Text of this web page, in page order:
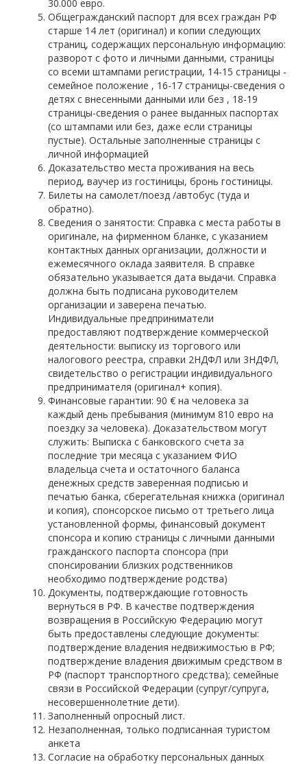
30.000 евро.
Общегражданский паспорт для всех граждан РФ
старше 14 лет (оригинал) и копии следующих
страниц, содержащих персональную информацию:
разворот с фото и личными данными, страницы
со всеми штампами регистрации, 14-15 страницы -
семейное положение , 16-17 страницы-сведения о
детях с внесенными данными или без , 18-19
страницы-сведения о ранее выданных паспортах
(со штампами или без, даже если страницы
пустые). Остальные заполненные страницы с
личной информацией
Доказательство места проживания на весь
период, ваучер из гостиницы, бронь гостиницы.
Билеты на самолет/поезд /автобус (туда и
обратно).
Сведения о занятости: Справка с места работы в
оригинале, на фирменном бланке, с указанием
контактных данных организации, должности и
ежемесячного оклада заявителя. В справке
обязательно указывается дата выдачи. Справка
должна быть подписана руководителем
организации и заверена печатью.
Индивидуальные предприниматели
предоставляют подтверждение коммерческой
деятельности: выписку из торгового или
налогового реестра, справки 2НДФЛ или 3НДФЛ,
свидетельство о регистрации индивидуального
предпринимателя (оригинал+ копия).
Финансовые гарантии: 90 € на человека за
каждый день пребывания (минимум 810 евро на
поездку за человека). Доказательством могут
служить: Выписка с банковского счета за
последние три месяца с указанием ФИО
владельца счета и остаточного баланса
денежных средств заверенная подписью и
печатью банка, сберегательная книжка (оригинал
и копия), спонсорское письмо от третьего лица
установленной формы, финансовый документ
спонсора и копию страницы с личными данными
гражданского паспорта спонсора (при
спонсировании близких родственников
необходимо подтверждение родства)
Документы, подтверждающие готовность
вернуться в РФ. В качестве подтверждения
возвращения в Российскую Федерацию могут
быть предоставлены следующие документы:
подтверждение владения недвижимостью в РФ;
подтверждение владения движимым средством в
РФ (паспорт транспортного средства); семейные
связи в Российской Федерации (супруг/супруга,
несовершеннолетние дети).
Заполненный опросный лист.
Незаполненная, только подписанная туристом
анкета
Согласие на обработку персональных данных